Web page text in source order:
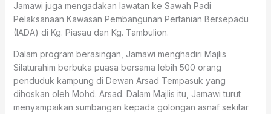
Jamawi juga mengadakan lawatan ke Sawah Padi
Pelaksanaan Kawasan Pembangunan Pertanian Bersepadu
(IADA) di Kg. Piasau dan Kg. Tambulion.
Dalam program berasingan, Jamawi menghadiri Majlis
Silaturahim berbuka puasa bersama lebih 500 orang
penduduk kampung di Dewan Arsad Tempasuk yang
dihoskan oleh Mohd. Arsad. Dalam Majlis itu, Jamawi turut
menyampaikan sumbangan kepada golongan asnaf sekitar